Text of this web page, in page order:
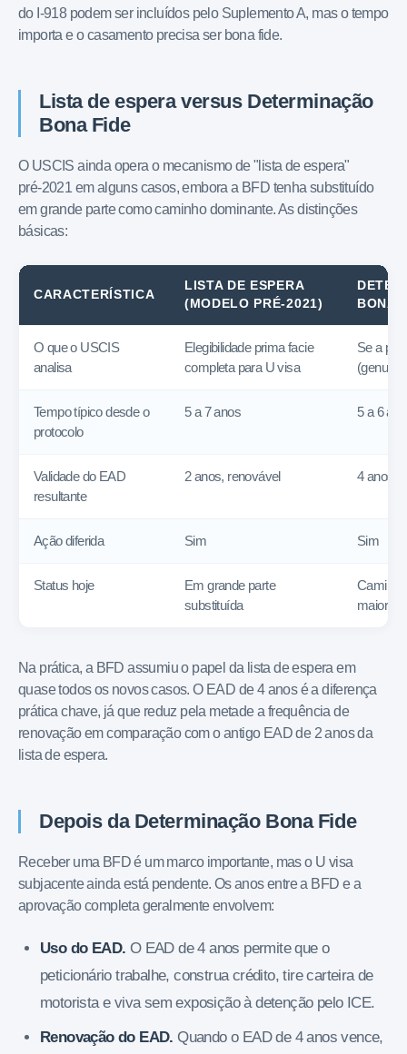
do I-918 podem ser incluídos pelo Suplemento A, mas o tempo
importa e o casamento precisa ser bona fide.
Lista de espera versus Determinação
Bona Fide
O USCIS ainda opera o mecanismo de "lista de espera"
pré-2021 em alguns casos, embora a BFD tenha substituído
em grande parte como caminho dominante. As distinções
básicas:
CARACTERÍSTICA
LISTA DE ESPERA
(MODELO PRÉ-2021)
BONA
O que o USCIS
analisa
Elegibilidade prima facie
completa para U visa
Se a
Tempo típico desde o
protocolo
5 a 7 anos 5 a 6
Validade do EAD
resultante
2 anos, renovável 4 anos,
Ação diferida Sim Sim
Status hoje
Em grande parte
substituída
maioria
Na prática, a BFD assumiu o papel da lista de espera em
quase todos os novos casos. O EAD de 4 anos é a diferença
prática chave, já que reduz pela metade a frequência de
renovação em comparação com o antigo EAD de 2 anos da
lista de espera.
Depois da Determinação Bona Fide
Receber uma BFD é um marco importante, mas o U visa
subjacente ainda está pendente. Os anos entre a BFD e a
aprovação completa geralmente envolvem:
Uso do EAD. O EAD de 4 anos permite que o
peticionário trabalhe, construa crédito, tire carteira de
motorista e viva sem exposição à detenção pelo ICE.
Renovação do EAD. Quando o EAD de 4 anos vence,